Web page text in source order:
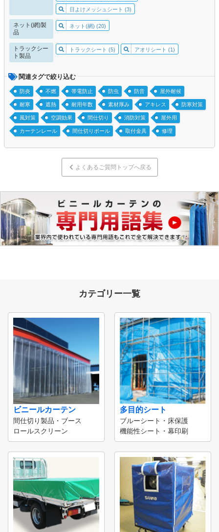
日よけメッシュシート (3)
ネット(網)製
品
ネット(網) (20)
トラックシー
ト製品
トラックシート (5) アオリシート (1)
関連タグで絞り込む
防炎 不燃 帯電防止 防虫 防音 屋外耐候
耐寒 遮熱 耐用年数 素材厚み アキレス 防寒対策
風対策 空調効果 間仕切り 消防対策 屋外用
カーテンレール 間仕切りポール 取付金具 修理
よくあるご質問トップへ戻る
カテゴリー一覧
ビニールカーテン
間仕切り製品・ブース
ロールスクリーン
多目的シート
ブルーシート・床保護
機能性シート・幕印刷